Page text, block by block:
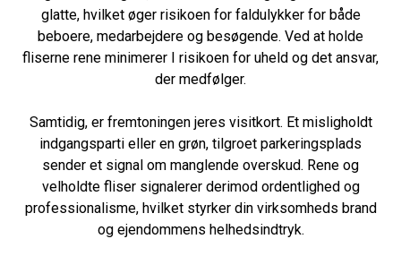
glatte, hvilket øger risikoen for faldulykker for både
beboere, medarbejdere og besøgende. Ved at holde
fliserne rene minimerer I risikoen for uheld og det ansvar,
der medfølger.
Samtidig, er fremtoningen jeres visitkort. Et misligholdt
indgangsparti eller en grøn, tilgroet parkeringsplads
sender et signal om manglende overskud. Rene og
velholdte fliser signalerer derimod ordentlighed og
professionalisme, hvilket styrker din virksomheds brand
og ejendommens helhedsindtryk.